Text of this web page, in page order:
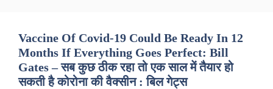
Vaccine Of Covid-19 Could Be Ready In 12
Months If Everything Goes Perfect: Bill
Gates – सब कुछ ठीक रहा तो एक साल में तैयार हो
सकती है कोरोना की वैक्सीन : बिल गेट्स